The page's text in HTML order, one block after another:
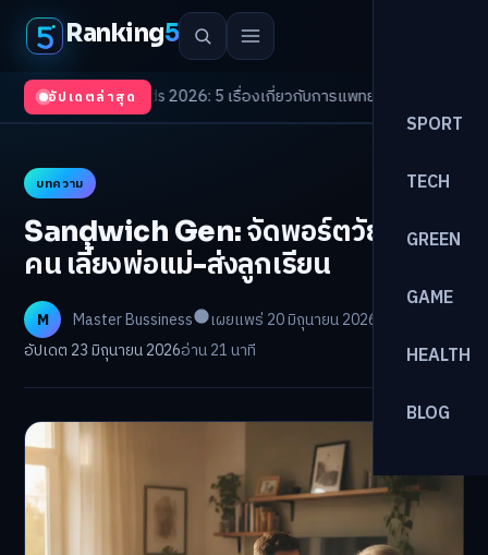
Ranking5
SPORT
TECH
GREEN
GAME
HEALTH
BLOG
อัปเดตล่าสุด
Trends 2026: 5 เรื่องเกี่ยวกับการแพทย์ที่ควรรู้/ดอกเบี้ยขาขึ้นรอบใหม่!
บทความ
Sandwich Gen: จัดพอร์ตวัยกลาง
คน เลี้ยงพ่อแม่-ส่งลูกเรียน
M Master Bussiness
เผยแพร่ 20 มิถุนายน 2026
อัปเดต 23 มิถุนายน 2026อ่าน 21 นาที